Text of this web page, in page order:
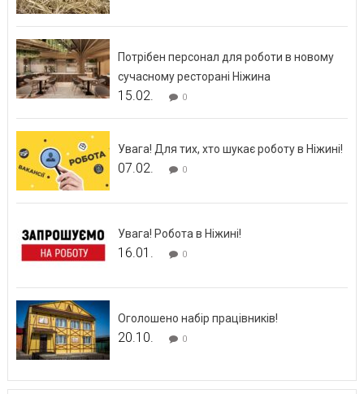
Потрібен персонал для роботи в новому
сучасному ресторані Ніжина
15.02. 0
Увага! Для тих, хто шукає роботу в Ніжині!
07.02. 0
Увага! Робота в Ніжині!
16.01. 0
Оголошено набір працівників!
20.10. 0